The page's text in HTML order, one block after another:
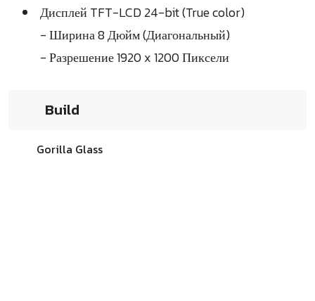
Дисплей TFT-LCD 24-bit (True color)
- Ширина 8 Дюйм (Диагональный)
- Разрешение 1920 x 1200 Пиксели
Build
Gorilla Glass